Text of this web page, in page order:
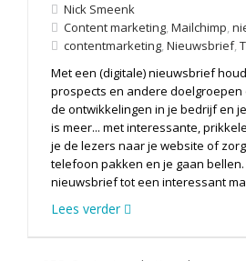
Nick Smeenk
Content marketing, Mailchimp,
contentmarketing, Nieuwsbrief,
Met een (digitale) nieuwsbrief
prospects en andere doelgroepen
de ontwikkelingen in je bedrijf en
is meer... met interessante,
je de lezers naar je website of
telefoon pakken en je gaan
nieuwsbrief tot een interessant
Lees verder